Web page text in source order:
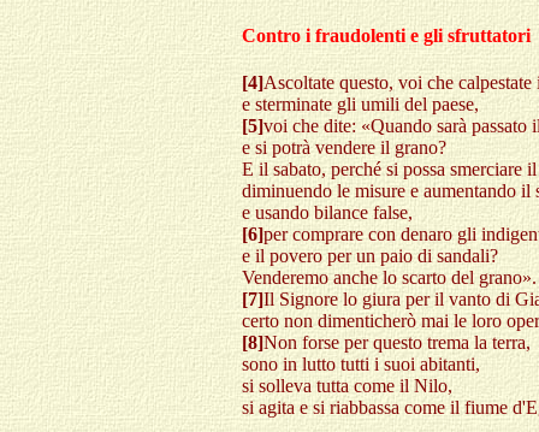
Contro i fraudolenti e gli sfruttatori
[4]Ascoltate questo, voi che
e sterminate gli umili del paese,
[5]voi che dite: «Quando sarà passato
e si potrà vendere il grano?
E il sabato, perché si possa smerciare
diminuendo le misure e aumentando il
e usando bilance false,
[6]per comprare con denaro gli
e il povero per un paio di sandali?
Venderemo anche lo scarto del grano».
[7]Il Signore lo giura per il vanto di
certo non dimenticherò mai le loro
[8]Non forse per questo trema la terra,
sono in lutto tutti i suoi abitanti,
si solleva tutta come il Nilo,
si agita e si riabbassa come il fiume